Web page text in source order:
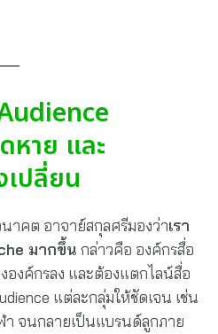
หาย และ
ปลี่ยน
าคต อาจาย์สกุลศรีมองว่าเรา
มากขึ้น กล่าวคือ องค์กรสื่อ
งค์กรลง และต้องแตกไลน์สื่อ
แต่ละกลุ่มให้ชัดเจน เช่น
า จนกลายเป็นแบรนด์ลูกภาย